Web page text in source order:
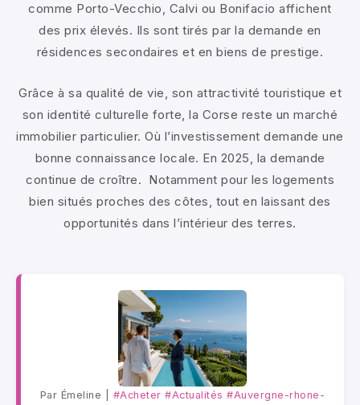
comme Porto-Vecchio, Calvi ou Bonifacio affichent
des prix élevés. Ils sont tirés par la demande en
résidences secondaires et en biens de prestige.
Grâce à sa qualité de vie, son attractivité touristique et
son identité culturelle forte, la Corse reste un marché
immobilier particulier. Où l’investissement demande une
bonne connaissance locale. En 2025, la demande
continue de croître. Notamment pour les logements
bien situés proches des côtes, tout en laissant des
opportunités dans l’intérieur des terres.
Par Émeline | #Acheter#Actualités#Auvergne-rhone-